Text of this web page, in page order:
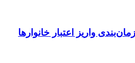
واریز اعتبار خانوارها